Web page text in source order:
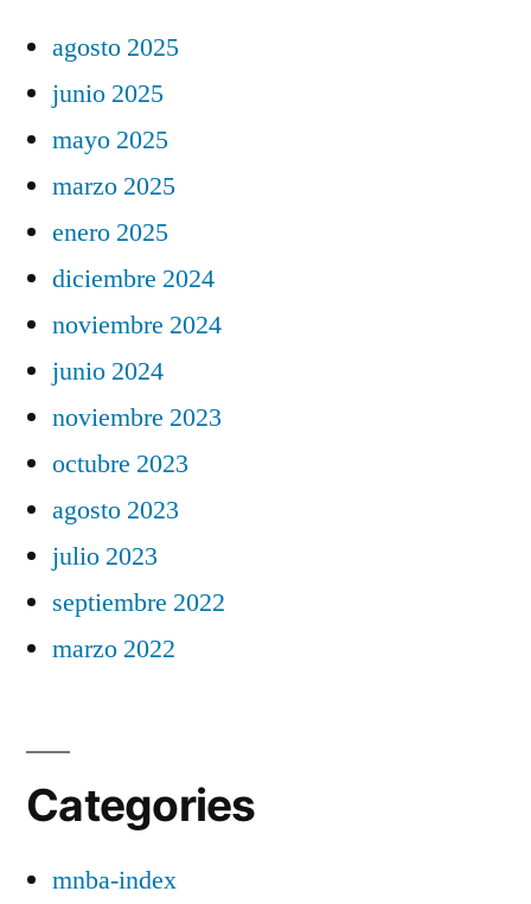
agosto 2025
junio 2025
mayo 2025
marzo 2025
enero 2025
diciembre 2024
noviembre 2024
junio 2024
noviembre 2023
octubre 2023
agosto 2023
julio 2023
septiembre 2022
marzo 2022
Categories
mnba-index